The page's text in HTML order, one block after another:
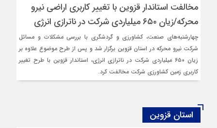
مخالفت استاندار قزوین با تغییر کاربری اراضی نیرو
محرکه/زیان ۶۵۰ میلیاردی شرکت در ناترازی انرژی
چهارشنبه‌های صنعت، کشاورزی و گردشگری با بررسی مشکلات و مسائل
شرکت نیرو محرکه در استان قزوین برگزار شد و پس از طرح موضوع علاوه بر
زیان ۶۵۰ میلیاردی شرکت در ناترازی انرژی، استاندار قزوین با طرح تغییر
کاربری زمین کشاورزی شرکت مخالفت کرد.
استان قزوین